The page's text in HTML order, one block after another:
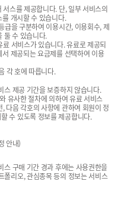
스를 제공합니다. 단, 일부 서비스의
개시할 수 있습니다.
을 구분하여 이용시간, 이용회수, 제
둘 수 있습니다.
서비스가 있습니다. 유료로 제공되
제공되는 요금제를 선택하여 이용
각 호에 따릅니다.
스 제공 기간을 보증하지 않습니다.
유사한 절차에 의하여 유료 서비스
다음 각호의 사항에 관하여 회원이 정
수 있도록 정보를 제공합니다.
안내)
구매 기간 경과 후에는 사용권한을
폴리오, 관심종목 등의 정보는 서비스